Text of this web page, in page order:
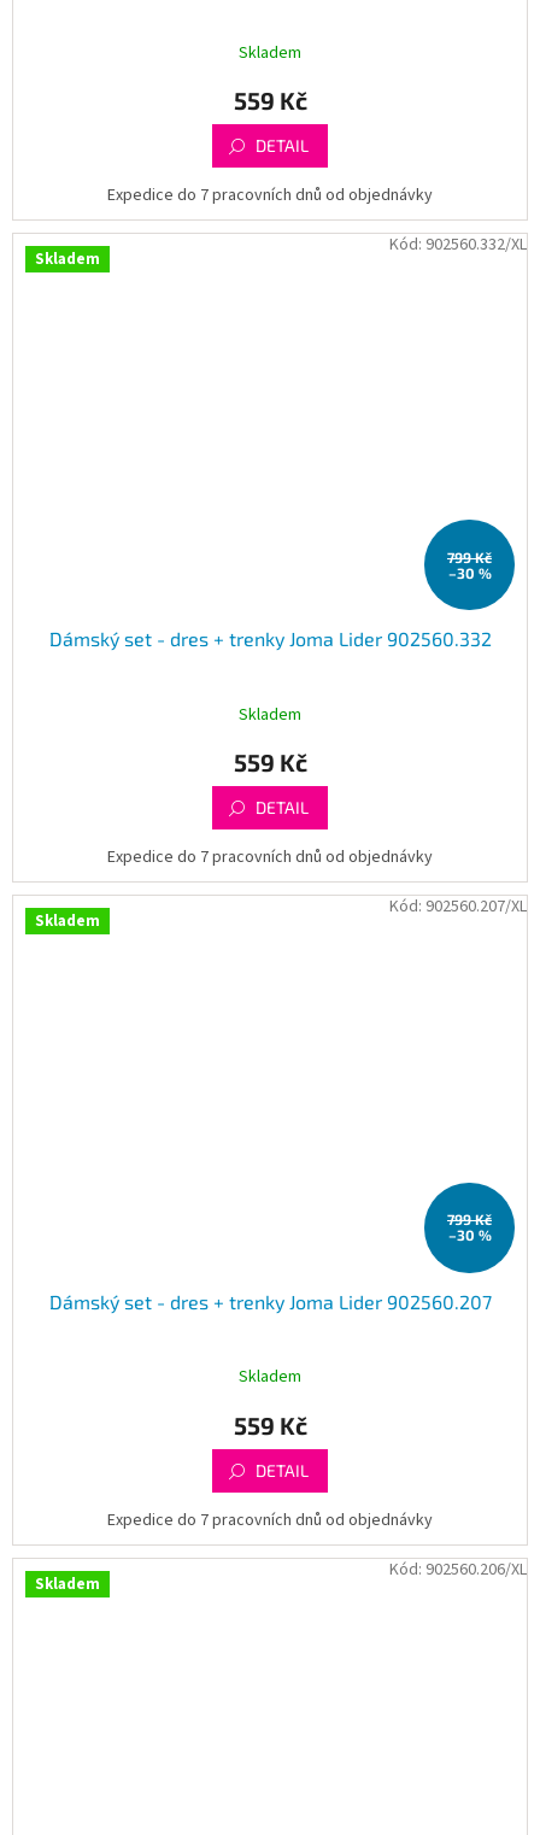
Skladem
559 Kč
DETAIL
Expedice do 7 pracovních dnů od objednávky
Skladem
799 Kč
–30 %
Dámský set - dres + trenky Joma Lider 902560.332
Skladem
559 Kč
DETAIL
Expedice do 7 pracovních dnů od objednávky
Kód: 902560.332/XL
Skladem
799 Kč
–30 %
Dámský set - dres + trenky Joma Lider 902560.207
Skladem
559 Kč
DETAIL
Expedice do 7 pracovních dnů od objednávky
Kód: 902560.207/XL
Skladem
Kód: 902560.206/XL